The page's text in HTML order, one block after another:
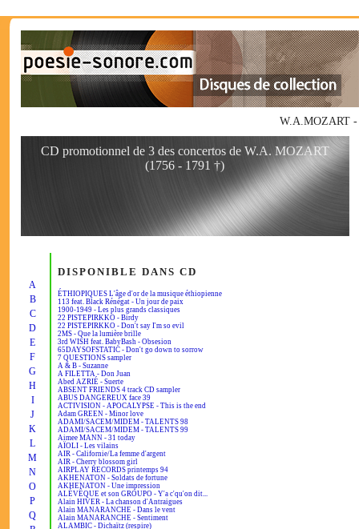
W.A.MOZART -
CD promotionnel de 3 des concertos de W.A. MOZART
(1756 - 1791 †)
A
B
C
D
E
F
G
H
I
J
K
L
M
N
O
P
Q
DISPONIBLE DANS CD
ÉTHIOPIQUES L'âge d'or de la musique éthiopienne
113 feat. Black Rénégat - Un jour de paix
1900-1949 - Les plus grands classiques
22 PISTEPIRKKO - Birdy
22 PISTEPIRKKO - Don't say I'm so evil
2MS - Que la lumière brille
3rd WISH feat. BabyBash - Obsesion
65DAYSOFSTATIC - Don't go down to sorrow
7 QUESTIONS sampler
A & B - Suzanne
A FILETTA - Don Juan
Abed AZRIÉ - Suerte
ABSENT FRIENDS 4 track CD sampler
ABUS DANGEREUX face 39
ACTIVISION - APOCALYPSE - This is the end
Adam GREEN - Minor love
ADAMI/SACEM/MIDEM - TALENTS 98
ADAMI/SACEM/MIDEM - TALENTS 99
Aimee MANN - 31 today
AÏOLI - Les vilains
AIR - Californie/La femme d'argent
AIR - Cherry blossom girl
AIRPLAY RECORDS printemps 94
AKHENATON - Soldats de fortune
AKHENATON - Une impression
ALÉVÊQUE et son GROUPO - Y'a c'qu'on dit...
Alain HIVER - La chanson d'Antraigues
Alain MANARANCHE - Dans le vent
Alain MANARANCHE - Sentiment
ALAMBIC - Dichaïtz (respire)